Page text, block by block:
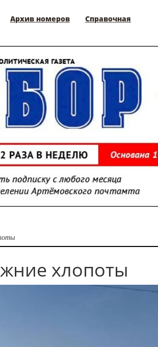
Архив номеров Справочная
хлопоты